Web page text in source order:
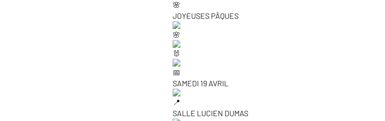
JOYEUSES PÂQUES
SAMEDI 19 AVRIL
SALLE LUCIEN DUMAS